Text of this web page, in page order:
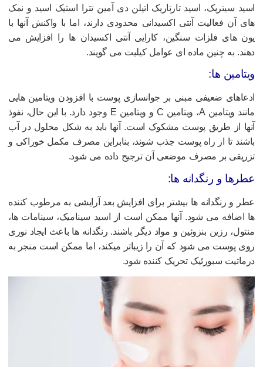
سیتریک، اسید تارتاریک اتیلن دی آمین تترا استیک اسید و نمک
آن فعالیت آنتی اکسیدانی محدودی دارند، اما با واکنش آنها با
های فلزات سنگین، کارایی آنتی اکسیدان ها را افزایش می
به چنین ماده ای عوامل کیلیت می گویند.
ها:
ضعیفی مبنی بر جوانسازی پوست با افزودن ویتامین هایی
مانند ویتامین A، ویتامین C و ویتامین E وجود دارد. با این حال، نفوذ
از طریق پوست مشکوک است. آنها باید به شکل محلول در آب
تا از راه پوست جذب شوند، بنابراین مصرف مکمل خوراکی و
بر مصرف موضعی آن ترجیح داده می شود.
و رنگدانه ها:
و رنگدانه ها بیشتر برای افزایش بعد آرایشی به مرطوب کننده
اضافه می شود. آنها ممکن است از اسید سینامیک، سینامات ها،
رزین بنزوئین و مواد دیگر باشند. رنگدانه ها باعث ایجاد نوری
پوست می شود که آن را زیباتر میکند، اما ممکن است منجر به
سبورئیک تحریک کننده شود.